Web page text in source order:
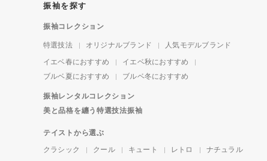
振袖を探す
振袖コレクション
特選技法 オリジナルブランド
人気モデルブランド
イエベ春におすすめ
イエベ秋におすすめ
ブルベ夏におすすめ
ブルベ冬におすすめ
振袖レンタルコレクション
美と品格を纏う特選技法振袖
テイストから選ぶ
クラシック
クール キュート レトロ ナチュラル